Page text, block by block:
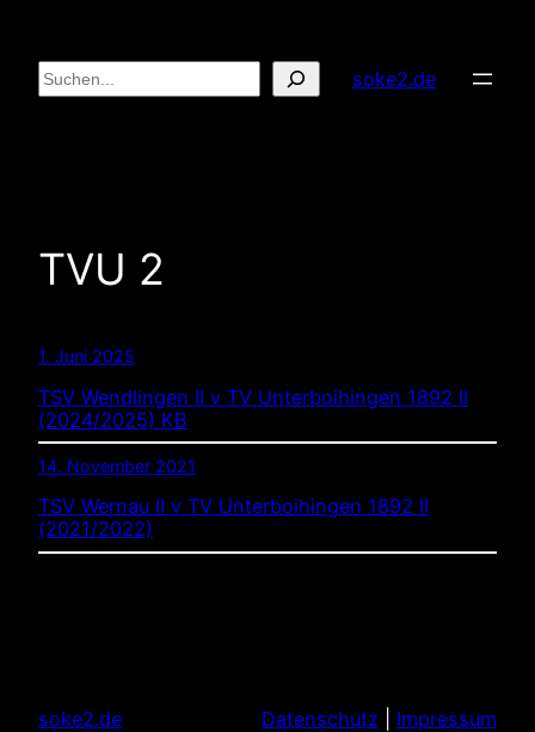
Inhalt
springen
Suchen soke2.de
TVU 2
1. Juni 2025
TSV Wendlingen II v TV Unterboihingen 1892 II
(2024/2025) KB
14. November 2021
TSV Wernau II v TV Unterboihingen 1892 II
(2021/2022)
soke2.de Datenschutz Impressum